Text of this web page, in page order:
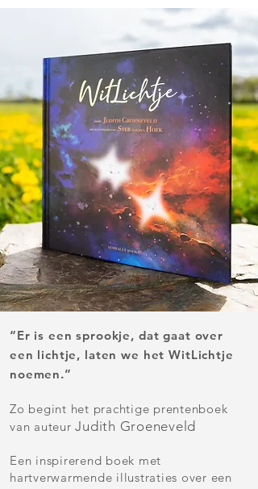
“Er is een sprookje, dat gaat over
een lichtje, laten we het WitLichtje
noemen.”
Zo begint het prachtige prentenboek
van auteurJudith Groeneveld
Een inspirerend boek met
hartverwarmende illustraties over een